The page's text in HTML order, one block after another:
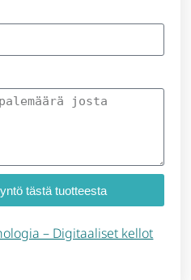
tästä tuotteesta
– Digitaaliset kellot